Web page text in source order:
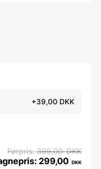
+39,00 DKK
399,00DKK
299,00 DKK